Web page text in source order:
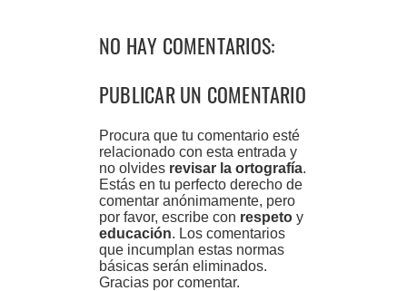
NO HAY COMENTARIOS:
PUBLICAR UN COMENTARIO
Procura que tu comentario esté
relacionado con esta entrada y
no olvides revisar la ortografía.
Estás en tu perfecto derecho de
comentar anónimamente, pero
por favor, escribe con respeto y
educación. Los comentarios
que incumplan estas normas
básicas serán eliminados.
Gracias por comentar.